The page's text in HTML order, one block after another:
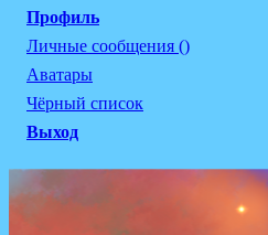
Профиль
Личные сообщения ()
Аватары
Чёрный список
Выход